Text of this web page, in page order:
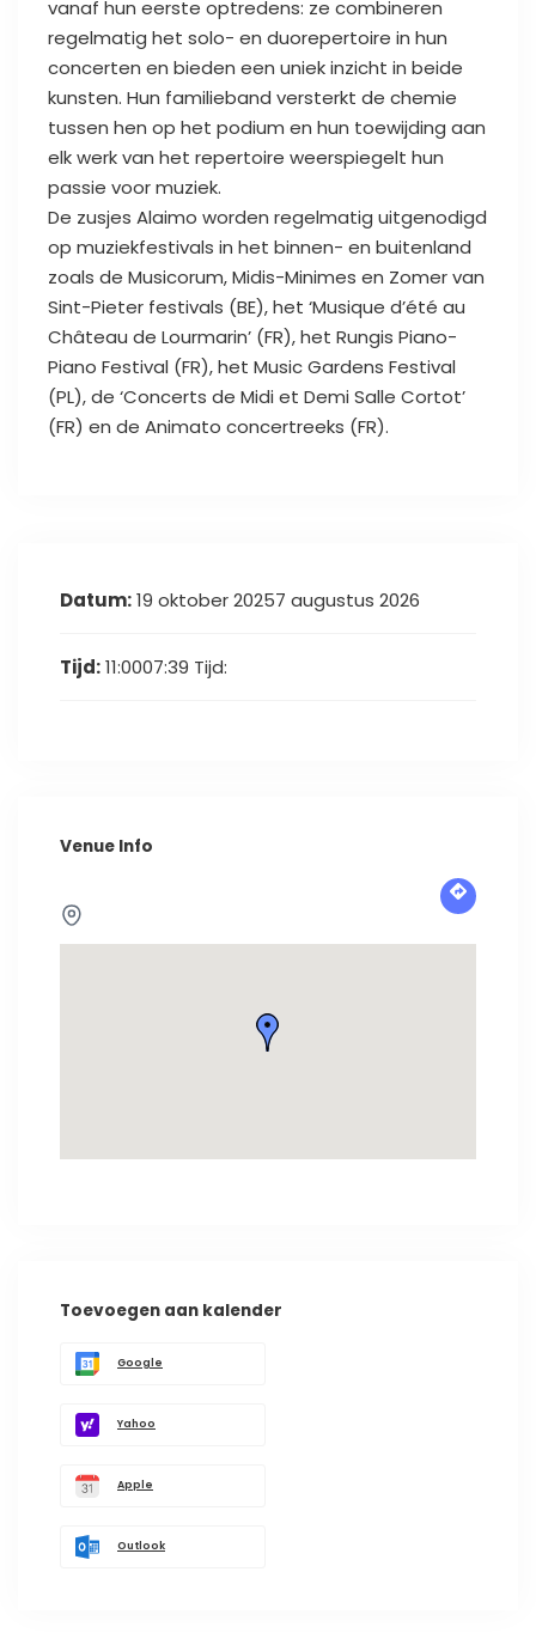
vanaf hun eerste optredens: ze combineren
regelmatig het solo- en duorepertoire in hun
concerten en bieden een uniek inzicht in beide
kunsten. Hun familieband versterkt de chemie
tussen hen op het podium en hun toewijding aan
elk werk van het repertoire weerspiegelt hun
passie voor muziek.
De zusjes Alaimo worden regelmatig uitgenodigd
op muziekfestivals in het binnen- en buitenland
zoals de Musicorum, Midis-Minimes en Zomer van
Sint-Pieter festivals (BE), het ‘Musique d’été au
Château de Lourmarin’ (FR), het Rungis Piano-
Piano Festival (FR), het Music Gardens Festival
(PL), de ‘Concerts de Midi et Demi Salle Cortot’
(FR) en de Animato concertreeks (FR).
Datum:19 oktober 20257 augustus 2026
Tijd:11:0007:39 Tijd:
Venue Info
Toevoegen aan kalender
Google
Yahoo
Apple
Outlook